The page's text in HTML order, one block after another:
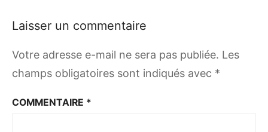
Laisser un commentaire
Votre adresse e-mail ne sera pas publiée. Les
champs obligatoires sont indiqués avec *
COMMENTAIRE *